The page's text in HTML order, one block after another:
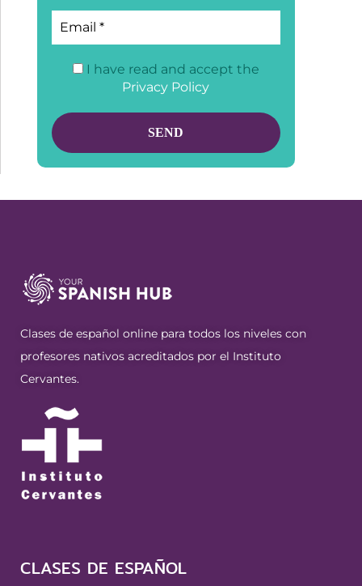
I have read and accept the
Privacy Policy
Clases de español online para todos los niveles con
profesores nativos acreditados por el Instituto
Cervantes.
CLASES DE ESPAÑOL